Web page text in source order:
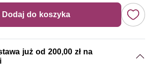
Dodaj do koszyka
już od 200,00 zł na